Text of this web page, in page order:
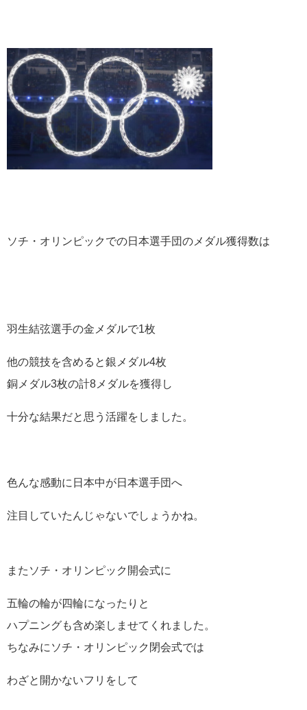
ソチ・オリンピックでの日本選手団のメダル獲得数は
羽生結弦選手の金メダルで1枚
他の競技を含めると銀メダル4枚
銅メダル3枚の計8メダルを獲得し
十分な結果だと思う活躍をしました。
色んな感動に日本中が日本選手団へ
注目していたんじゃないでしょうかね。
またソチ・オリンピック開会式に
五輪の輪が四輪になったりと
ハプニングも含め楽しませてくれました。
ちなみにソチ・オリンピック閉会式では
わざと開かないフリをして